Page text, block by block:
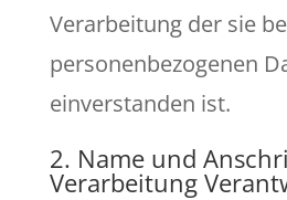
Verarbeitung der sie
personenbezogenen
einverstanden ist.
2. Name und
Verarbeitung